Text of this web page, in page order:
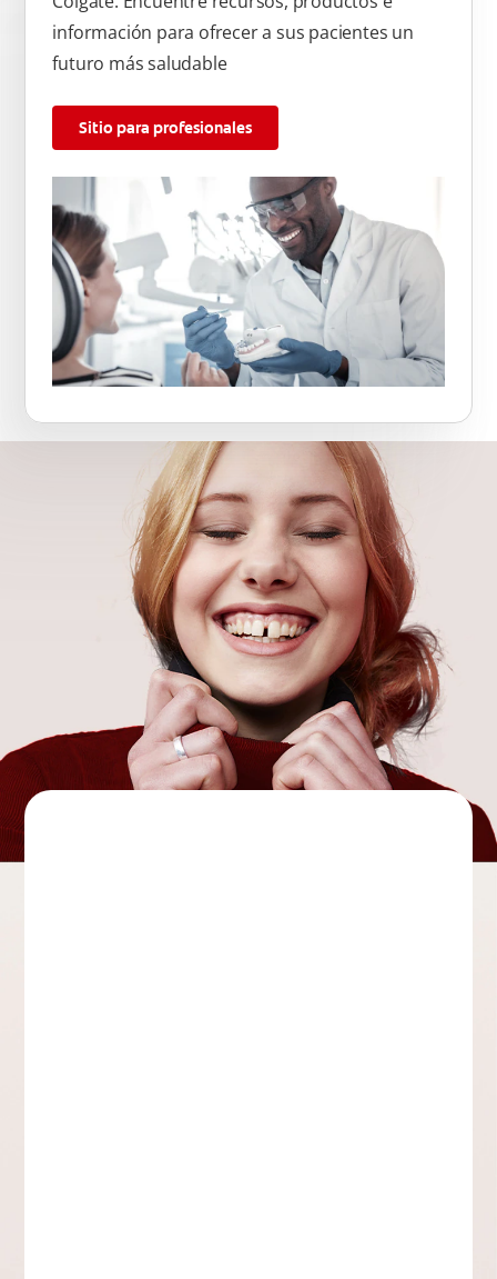
información para ofrecer a sus pacientes un
futuro más saludable
Sitio para profesionales